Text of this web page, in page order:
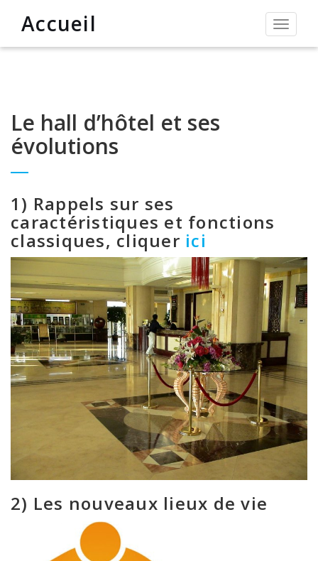
Accueil
Le hall d’hôtel et ses
évolutions
1) Rappels sur ses
caractéristiques et fonctions
classiques, cliquer ici
2) Les nouveaux lieux de vie